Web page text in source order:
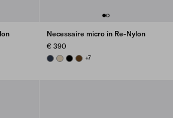
Necessaire micro in Re-Nylon
€ 390
BALTICLUE
DESERT BEIGE
BLACKBRANDY
+7